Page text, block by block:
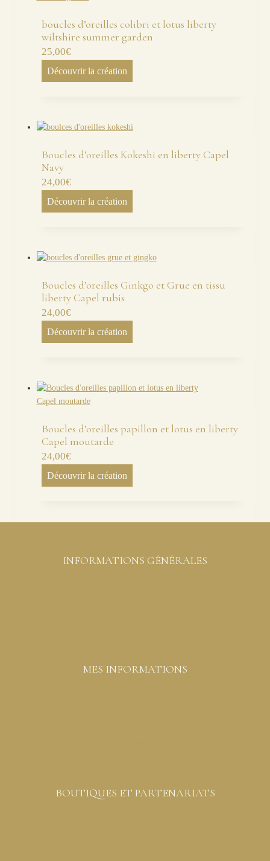
boucles d’oreilles colibri et lotus liberty
wiltshire summer garden
25,00€
Découvrir la création
Boucles d’oreilles Kokeshi en liberty Capel
Navy
24,00€
Découvrir la création
Boucles d’oreilles Ginkgo et Grue en tissu
liberty Capel rubis
24,00€
Découvrir la création
Boucles d’oreilles papillon et lotus en liberty
Capel moutarde
24,00€
Découvrir la création
INFORMATIONS GÉNÉRALES
MES INFORMATIONS
BOUTIQUES ET PARTENARIATS